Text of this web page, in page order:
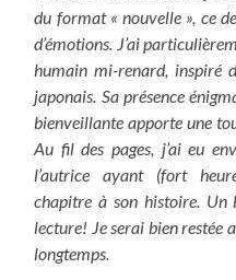
du format « nouvelle », ce
d’émotions. J’ai
humain mi-renard, inspiré
japonais. Sa présence
bienveillante apporte une
Au fil des pages, j’ai eu
l’autrice ayant (fort
chapitre à son histoire.
lecture! Je serai bien restée
longtemps.